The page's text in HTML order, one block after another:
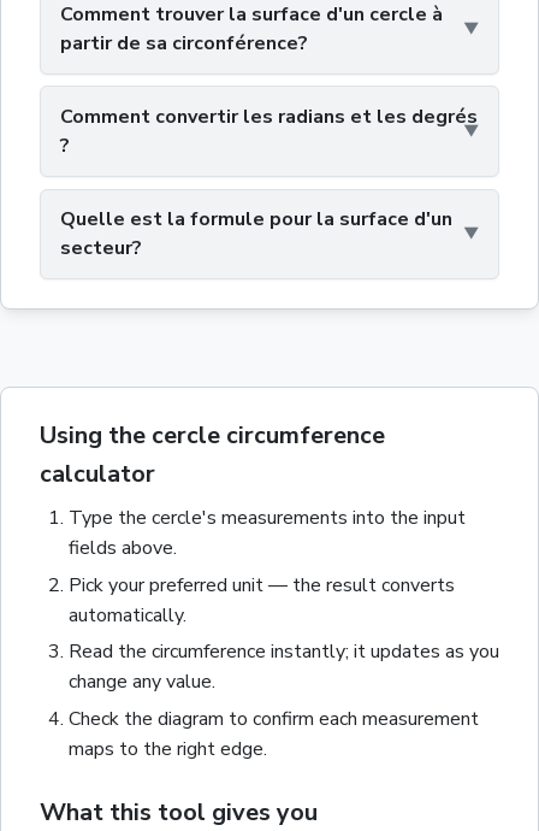
Comment trouver la surface d'un cercle à
partir de sa circonférence?
Comment convertir les radians et les degrés
?
Quelle est la formule pour la surface d'un
secteur?
Using the cercle circumference
calculator
Type the cercle's measurements into the input
fields above.
Pick your preferred unit — the result converts
automatically.
Read the circumference instantly; it updates as you
change any value.
Check the diagram to confirm each measurement
maps to the right edge.
What this tool gives you